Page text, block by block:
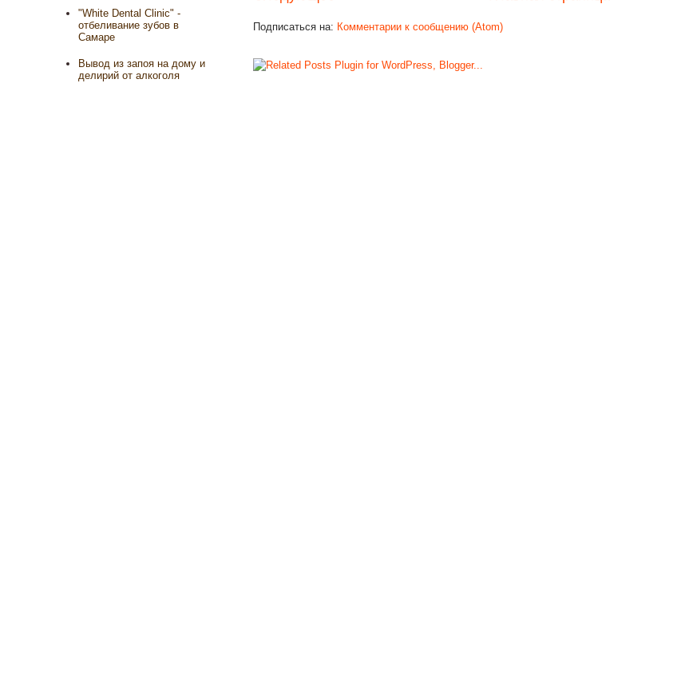
Подписаться на: Комментарии к сообщению (Atom)
"White Dental Clinic" -
отбеливание зубов в
Самаре
Вывод из запоя на дому и
делирий от алкоголя